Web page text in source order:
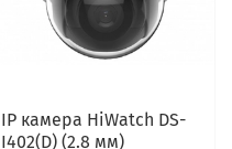
IP камера HiWatch DS-
I402(D) (2.8 мм)